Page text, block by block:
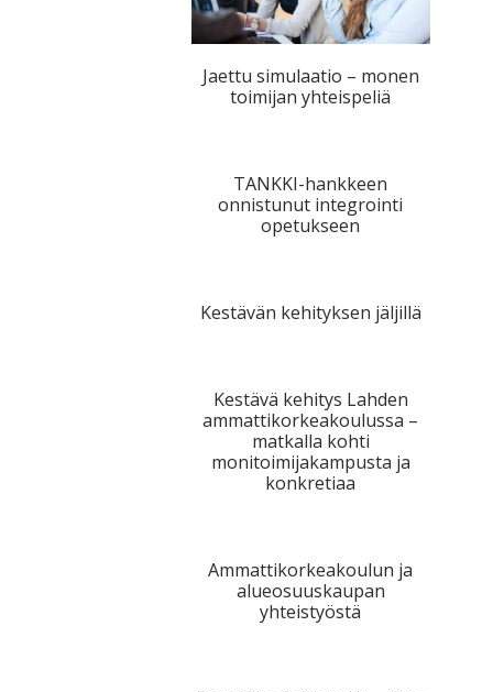
Jaettu simulaatio – monen
toimijan yhteispeliä
TANKKI-hankkeen
onnistunut integrointi
opetukseen
Kestävän kehityksen jäljillä
Kestävä kehitys Lahden
ammattikorkeakoulussa –
matkalla kohti
monitoimijakampusta ja
konkretiaa
Ammattikorkeakoulun ja
alueosuuskaupan
yhteistyöstä